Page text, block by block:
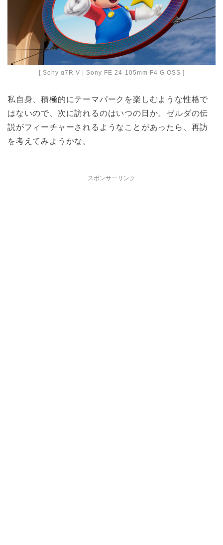
[ Sony α7R V | Sony FE 24-105mm F4 G OSS ]
私自身、積極的にテーマパークを楽しむような性格で
はないので、次に訪れるのはいつの日か。ゼルダの伝
説がフィーチャーされるようなことがあったら、再訪
を考えてみようかな。
スポンサーリンク